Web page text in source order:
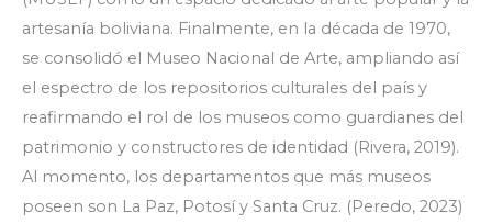
artesanía boliviana. Finalmente, en la década de 1970,
se consolidó el Museo Nacional de Arte, ampliando así
el espectro de los repositorios culturales del país y
reafirmando el rol de los museos como guardianes del
patrimonio y constructores de identidad (Rivera, 2019).
Al momento, los departamentos que más museos
poseen son La Paz, Potosí y Santa Cruz. (Peredo, 2023)